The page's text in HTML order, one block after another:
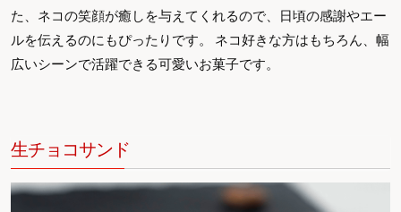
た、ネコの笑顔が癒しを与えてくれるので、日頃の感謝やエー
ルを伝えるのにもぴったりです。 ネコ好きな方はもちろん、幅
広いシーンで活躍できる可愛いお菓子です。
生チョコサンド